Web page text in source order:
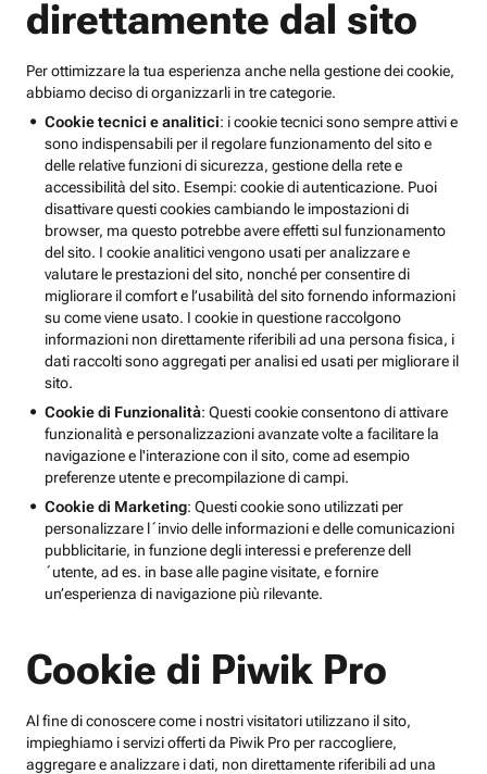
direttamente dal sito
Per ottimizzare la tua esperienza anche nella gestione dei cookie,
abbiamo deciso di organizzarli in tre categorie.
Cookie tecnici e analitici: i cookie tecnici sono sempre attivi e
sono indispensabili per il regolare funzionamento del sito e
delle relative funzioni di sicurezza, gestione della rete e
accessibilità del sito. Esempi: cookie di autenticazione. Puoi
disattivare questi cookies cambiando le impostazioni di
browser, ma questo potrebbe avere effetti sul funzionamento
del sito. I cookie analitici vengono usati per analizzare e
valutare le prestazioni del sito, nonché per consentire di
migliorare il comfort e l’usabilità del sito fornendo informazioni
su come viene usato. I cookie in questione raccolgono
informazioni non direttamente riferibili ad una persona fisica, i
dati raccolti sono aggregati per analisi ed usati per migliorare il
sito.
Cookie di Funzionalità: Questi cookie consentono di attivare
funzionalità e personalizzazioni avanzate volte a facilitare la
navigazione e l'interazione con il sito, come ad esempio
preferenze utente e precompilazione di campi.
Cookie di Marketing: Questi cookie sono utilizzati per
personalizzare l´invio delle informazioni e delle comunicazioni
pubblicitarie, in funzione degli interessi e preferenze dell
´utente, ad es. in base alle pagine visitate, e fornire
un’esperienza di navigazione più rilevante.
Cookie di Piwik Pro
Al fine di conoscere come i nostri visitatori utilizzano il sito,
impieghiamo i servizi offerti da Piwik Pro per raccogliere,
aggregare e analizzare i dati, non direttamente riferibili ad una